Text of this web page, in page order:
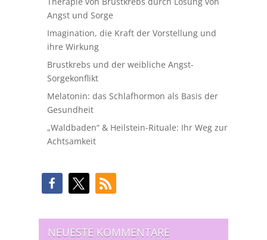
Angst und Sorge
Imagination, die Kraft der Vorstellung und
ihre Wirkung
Brustkrebs und der weibliche Angst-
Sorgekonflikt
Melatonin: das Schlafhormon als Basis der
Gesundheit
„Waldbaden“ & Heilstein-Rituale: Ihr Weg zur
Achtsamkeit
NEUESTE KOMMENTARE